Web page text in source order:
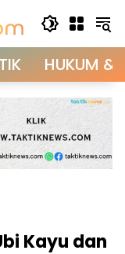
HUKUM &
Kayu dan